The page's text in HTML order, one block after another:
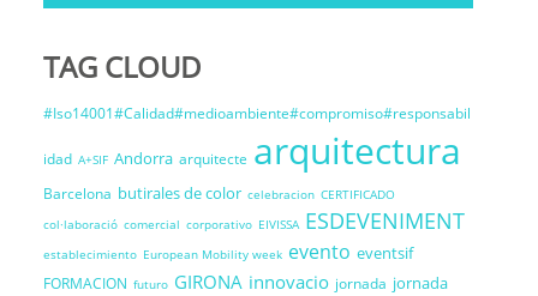
TAG CLOUD
#Iso14001#Calidad#medioambiente#compromiso#responsabil
idad A+SIF Andorra arquitecte arquitectura
Barcelona butirales de color celebracion CERTIFICADO
col·laboració comercial corporativo EIVISSA ESDEVENIMENT
establecimiento European Mobility week evento eventsif
FORMACION futuro GIRONA innovacio jornada jornada